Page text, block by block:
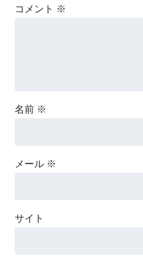
コメント ※
名前 ※
メール ※
サイト